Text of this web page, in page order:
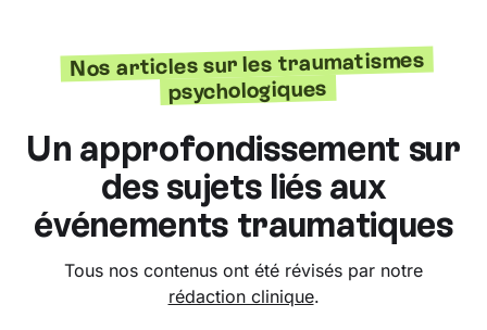
Nos articles sur les traumatismes
psychologiques
Un approfondissement sur
des sujets liés aux
événements traumatiques
Tous nos contenus ont été révisés par notre
rédaction clinique.